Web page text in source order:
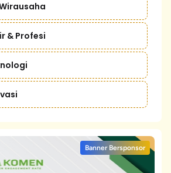
& Profesi
Banner Bersponsor